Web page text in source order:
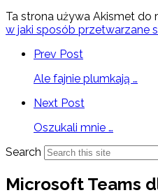
Ta strona używa Akismet do
w jaki sposób przetwarzane
Prev Post
Ale fajnie plumkają …
Next Post
Oszukali mnie …
Search
Microsoft Teams